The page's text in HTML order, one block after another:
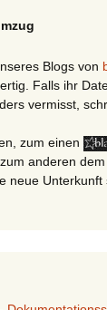
Blogs von
Falls ihr
vermisst,
zum einen
anderen
neue Unterkunft